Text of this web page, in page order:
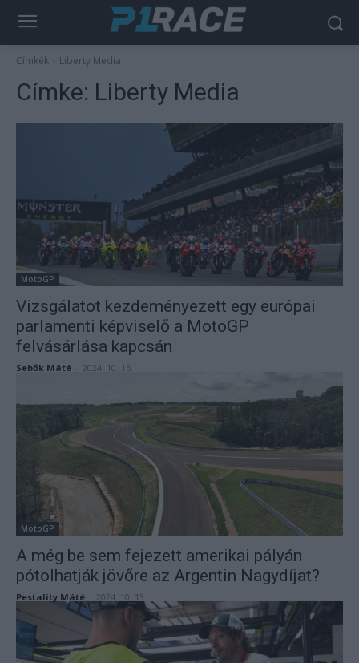
Címkék Liberty Media
Címke: Liberty Media
MotoGP
Vizsgálatot kezdeményezett egy európai
parlamenti képviselő a MotoGP
felvásárlása kapcsán
Sebők Máté 2024. 10. 15.
MotoGP
A még be sem fejezett amerikai pályán
pótolhatják jövőre az Argentin Nagydíjat?
Pestality Máté 2024. 10. 13.